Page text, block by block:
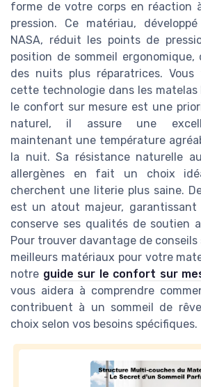
forme de votre corps en réaction
pression. Ce matériau,
NASA, réduit les points de
position de sommeil
des nuits plus réparatrices. Vous
cette technologie dans les matelas
le confort sur mesure est une
naturel, il assure une
maintenant une température
la nuit. Sa résistance naturelle
allergènes en fait un choix
cherchent une literie plus saine.
est un atout majeur,
conserve ses qualités de soutien
Pour trouver davantage de
meilleurs matériaux pour votre
notre guide sur le confort sur
vous aidera à comprendre
contribuent à un sommeil de
choix selon vos besoins spécifiques.